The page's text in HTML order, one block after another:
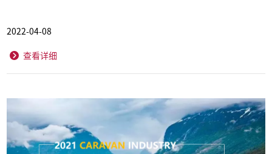
2022-04-08
查看详细